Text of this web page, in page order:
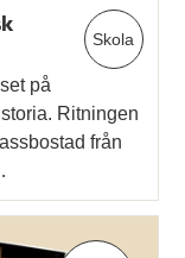
Skola
på
Ritningen
från